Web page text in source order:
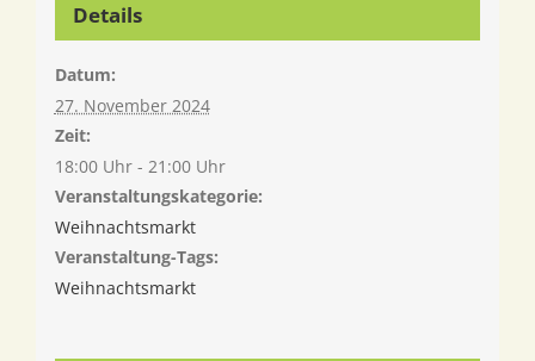
Details
Datum:
27. November 2024
Zeit:
18:00 Uhr - 21:00 Uhr
Veranstaltungskategorie:
Weihnachtsmarkt
Veranstaltung-Tags:
Weihnachtsmarkt